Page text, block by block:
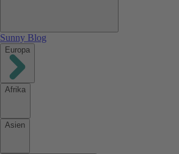
Sunny Blog
Europa
Afrika
Asien